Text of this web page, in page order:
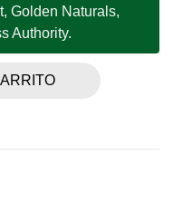
Golden Naturals,
Authority.